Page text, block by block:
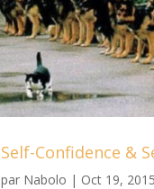
Self-Confidence &
par Nabolo | Oct 19, 2015